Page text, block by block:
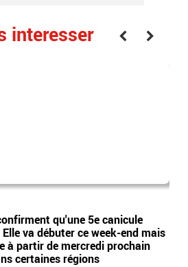
interesser
qu'une 5e canicule
va débuter ce week-end mais
à partir de mercredi prochain
certaines régions